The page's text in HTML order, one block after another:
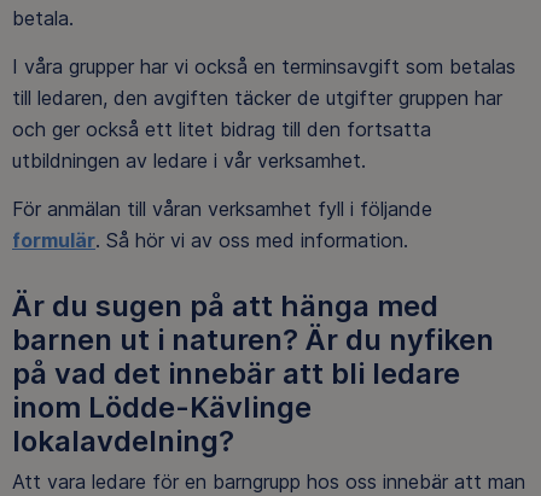
betala.
I våra grupper har vi också en terminsavgift som betalas
till ledaren, den avgiften täcker de utgifter gruppen har
och ger också ett litet bidrag till den fortsatta
utbildningen av ledare i vår verksamhet.
För anmälan till våran verksamhet fyll i följande
formulär. Så hör vi av oss med information.
Är du sugen på att hänga med
barnen ut i naturen? Är du nyfiken
på vad det innebär att bli ledare
inom Lödde-Kävlinge
lokalavdelning?
Att vara ledare för en barngrupp hos oss innebär att man